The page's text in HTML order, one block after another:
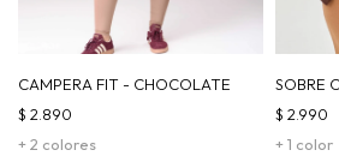
CAMPERA FIT - CHOCOLATE
+ 2 colores
$ 2.890
SOBRE
+ 1 color
$ 2.990